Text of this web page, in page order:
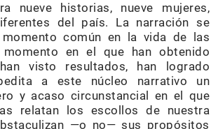
nueve historias, nueve mujeres,
del país. La narración se
común en la vida de las
momento en el que han obtenido
visto resultados, han logrado
a este núcleo narrativo un
y acaso circunstancial en el que
relatan los escollos de nuestra
—o no— sus propósitos